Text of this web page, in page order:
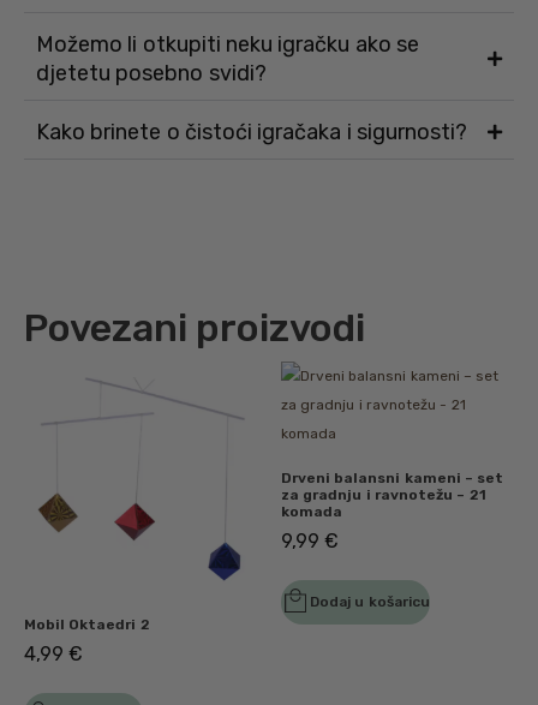
Možemo li otkupiti neku igračku ako se
djetetu posebno svidi?
Kako brinete o čistoći igračaka i sigurnosti?
Povezani proizvodi
Mobil Oktaedri 2
4,99€
Drveni balansni kameni – set
za gradnju i ravnotežu – 21
komada
9,99€
Dodaj u košaricu